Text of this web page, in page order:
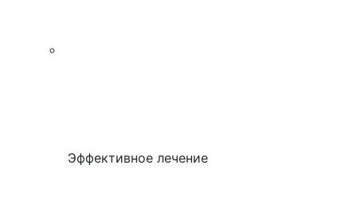
Эффективное лечение